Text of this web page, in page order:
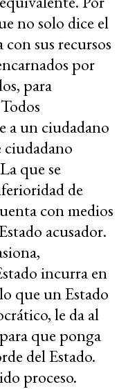
no solo dice el
sus recursos
por
para
a un ciudadano
ciudadano
que se
de
con medios
acusador.
incurra en
que un Estado
le da al
que ponga
del Estado.
proceso.